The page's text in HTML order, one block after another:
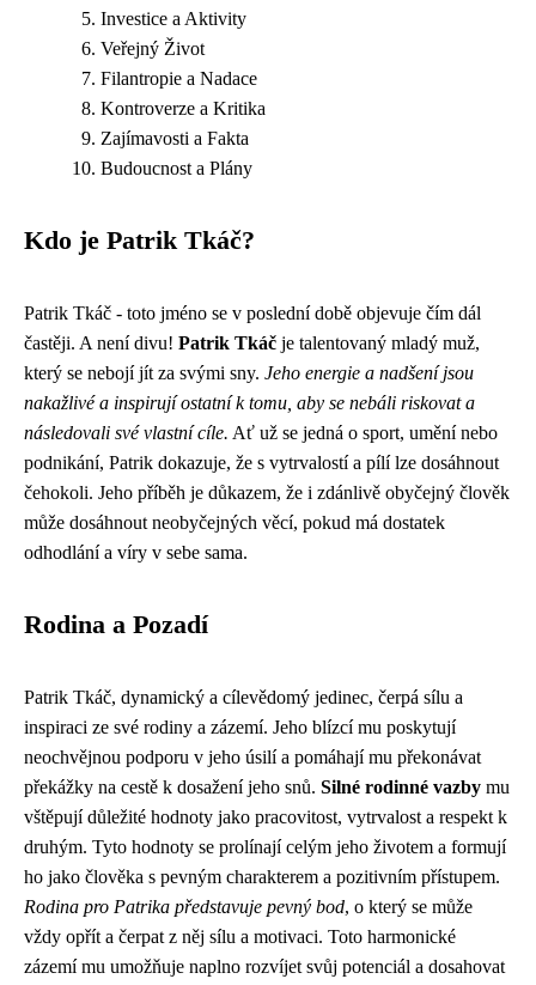
Investice a Aktivity
Veřejný Život
Filantropie a Nadace
Kontroverze a Kritika
Zajímavosti a Fakta
Budoucnost a Plány
Kdo je Patrik Tkáč?
Patrik Tkáč - toto jméno se v poslední době objevuje čím dál
častěji. A není divu! Patrik Tkáč je talentovaný mladý muž,
který se nebojí jít za svými sny. Jeho energie a nadšení jsou
nakažlivé a inspirují ostatní k tomu, aby se nebáli riskovat a
následovali své vlastní cíle. Ať už se jedná o sport, umění nebo
podnikání, Patrik dokazuje, že s vytrvalostí a pílí lze dosáhnout
čehokoli. Jeho příběh je důkazem, že i zdánlivě obyčejný člověk
může dosáhnout neobyčejných věcí, pokud má dostatek
odhodlání a víry v sebe sama.
Rodina a Pozadí
Patrik Tkáč, dynamický a cílevědomý jedinec, čerpá sílu a
inspiraci ze své rodiny a zázemí. Jeho blízcí mu poskytují
neochvějnou podporu v jeho úsilí a pomáhají mu překonávat
překážky na cestě k dosažení jeho snů. Silné rodinné vazby mu
vštěpují důležité hodnoty jako pracovitost, vytrvalost a respekt k
druhým. Tyto hodnoty se prolínají celým jeho životem a formují
ho jako člověka s pevným charakterem a pozitivním přístupem.
Rodina pro Patrika představuje pevný bod, o který se může
vždy opřít a čerpat z něj sílu a motivaci. Toto harmonické
zázemí mu umožňuje naplno rozvíjet svůj potenciál a dosahovat